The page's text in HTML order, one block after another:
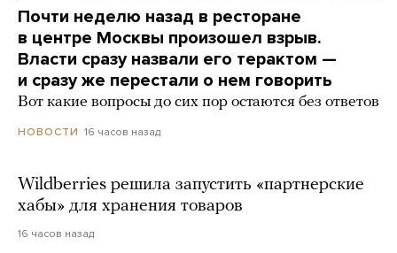
Почти неделю назад в ресторане
в центре Москвы произошел взрыв.
Власти сразу назвали его терактом —
и сразу же перестали о нем говорить
Вот какие вопросы до сих пор остаются без ответов
НОВОСТИ 16 часов назад
Wildberries решила запустить «партнерские
хабы» для хранения товаров
16 часов назад